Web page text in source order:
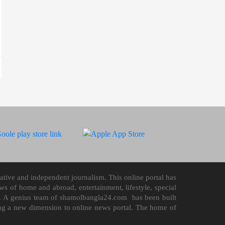
and independent journalism. This online portal has
of home and abroad, entertainment, lifestyle, special
genius team of shamolbangla24.com has been built
a new dimension to online news portal. The home of